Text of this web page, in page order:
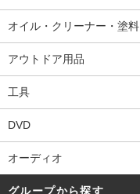
オイル・クリーナー・塗料
アウトドア用品
工具
DVD
オーディオ
グループから探す